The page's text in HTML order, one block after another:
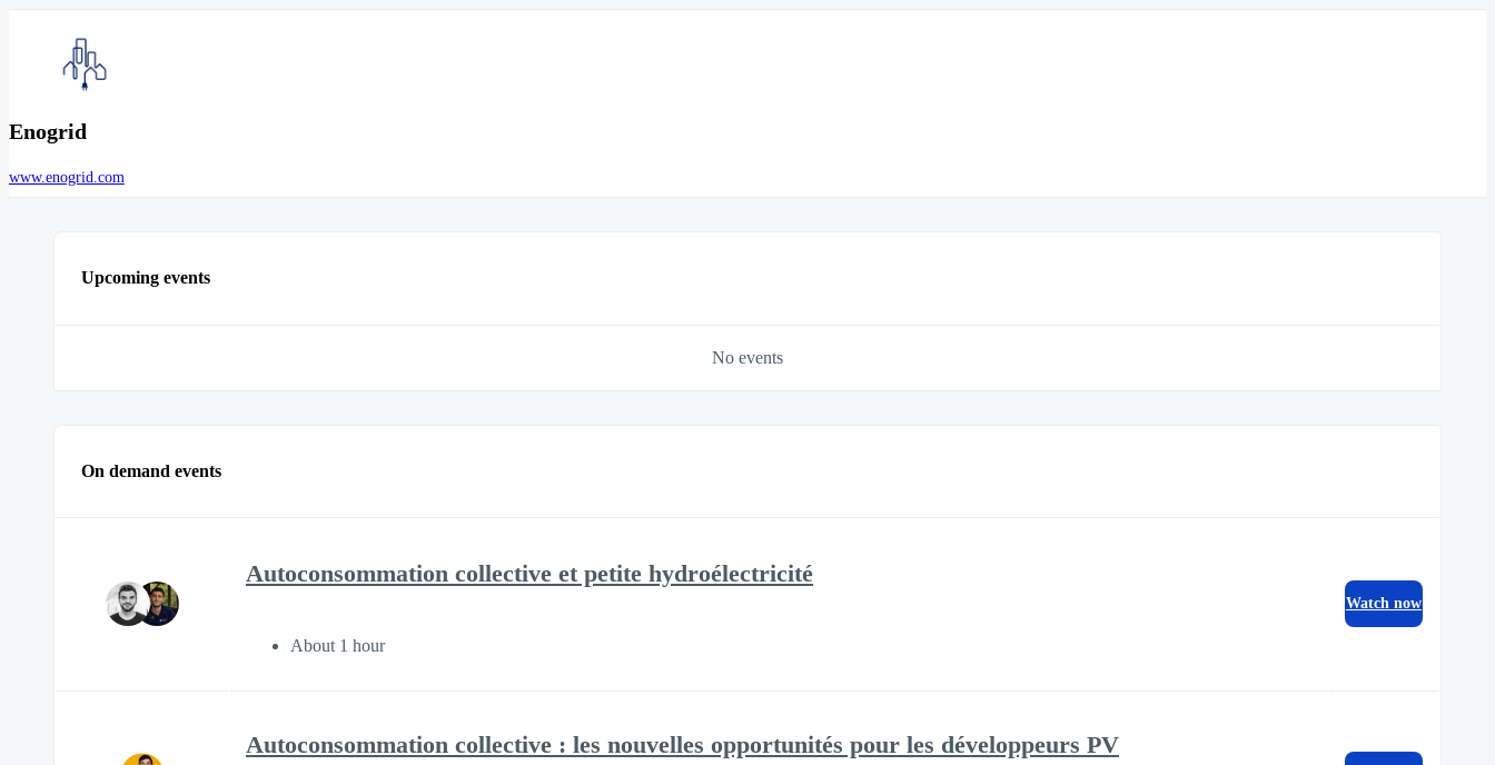
Enogrid
www.enogrid.com
Upcoming events
No events
On demand events
Autoconsommation collective et petite hydroélectricité
About 1 hour
Watch now
Autoconsommation collective : les nouvelles opportunités pour les développeurs PV